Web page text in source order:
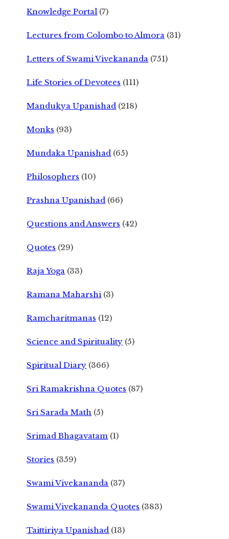
Knowledge Portal (7)
Lectures from Colombo to Almora (31)
Letters of Swami Vivekananda (751)
Life Stories of Devotees (111)
Mandukya Upanishad (218)
Monks (93)
Mundaka Upanishad (65)
Philosophers (10)
Prashna Upanishad (66)
Questions and Answers (42)
Quotes (29)
Raja Yoga (33)
Ramana Maharshi (3)
Ramcharitmanas (12)
Science and Spirituality (5)
Spiritual Diary (366)
Sri Ramakrishna Quotes (87)
Sri Sarada Math (5)
Srimad Bhagavatam (1)
Stories (359)
Swami Vivekananda (37)
Swami Vivekananda Quotes (383)
Taittiriya Upanishad (13)